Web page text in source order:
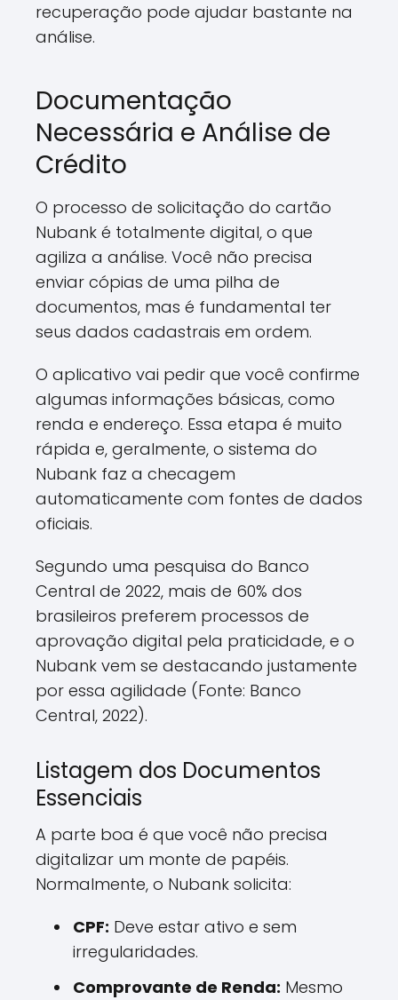
recuperação pode ajudar bastante na
análise.
Documentação
Necessária e Análise de
Crédito
O processo de solicitação do cartão
Nubank é totalmente digital, o que
agiliza a análise. Você não precisa
enviar cópias de uma pilha de
documentos, mas é fundamental ter
seus dados cadastrais em ordem.
O aplicativo vai pedir que você confirme
algumas informações básicas, como
renda e endereço. Essa etapa é muito
rápida e, geralmente, o sistema do
Nubank faz a checagem
automaticamente com fontes de dados
oficiais.
Segundo uma pesquisa do Banco
Central de 2022, mais de 60% dos
brasileiros preferem processos de
aprovação digital pela praticidade, e o
Nubank vem se destacando justamente
por essa agilidade (Fonte: Banco
Central, 2022).
Listagem dos Documentos
Essenciais
A parte boa é que você não precisa
digitalizar um monte de papéis.
Normalmente, o Nubank solicita:
CPF: Deve estar ativo e sem
irregularidades.
Comprovante de Renda: Mesmo